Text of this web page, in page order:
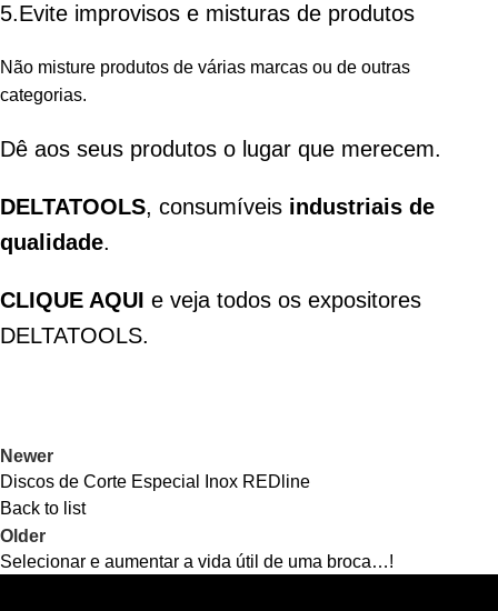
5.Evite improvisos e misturas de produtos
Não misture produtos de várias marcas ou de outras
categorias.
Dê aos seus produtos o lugar que merecem.
DELTATOOLS, consumíveis industriais de
qualidade.
CLIQUE AQUI e veja todos os expositores
DELTATOOLS.
Newer
Discos de Corte Especial Inox REDline
Back to list
Older
Selecionar e aumentar a vida útil de uma broca…!